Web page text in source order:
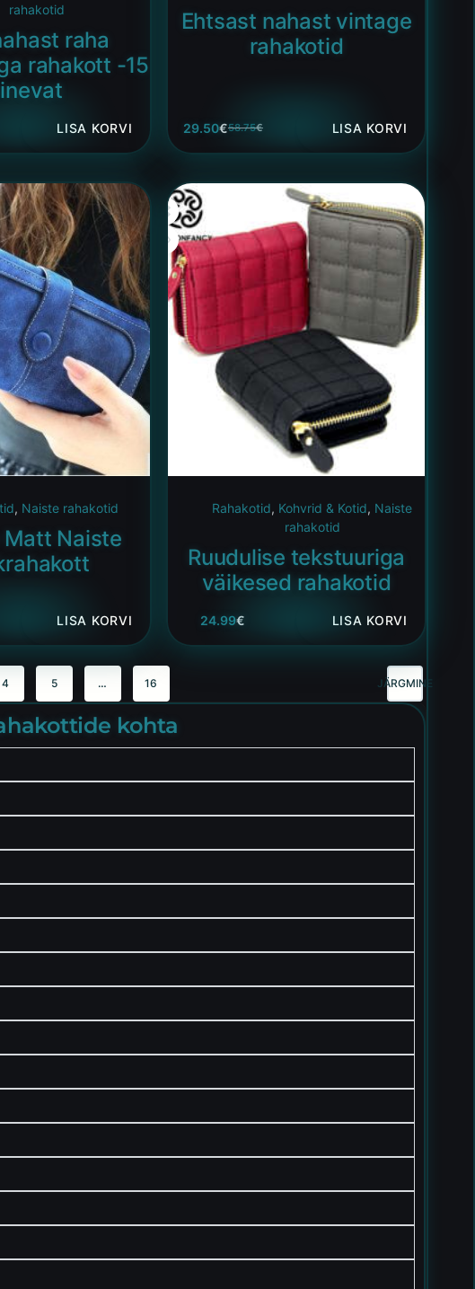
rahakotid
raha
rahakott -15
LISA KORVI
Ehtsast nahast vintage
rahakotid
58.75€
29.50€ LISA KORVI
, Naiste rahakotid
Naiste
LISA KORVI
Rahakotid, Kohvrid & Kotid, Naiste
rahakotid
Ruudulise tekstuuriga
väikesed rahakotid
24.99€ LISA KORVI
4 5 … 16 JÄRGMINE
kohta